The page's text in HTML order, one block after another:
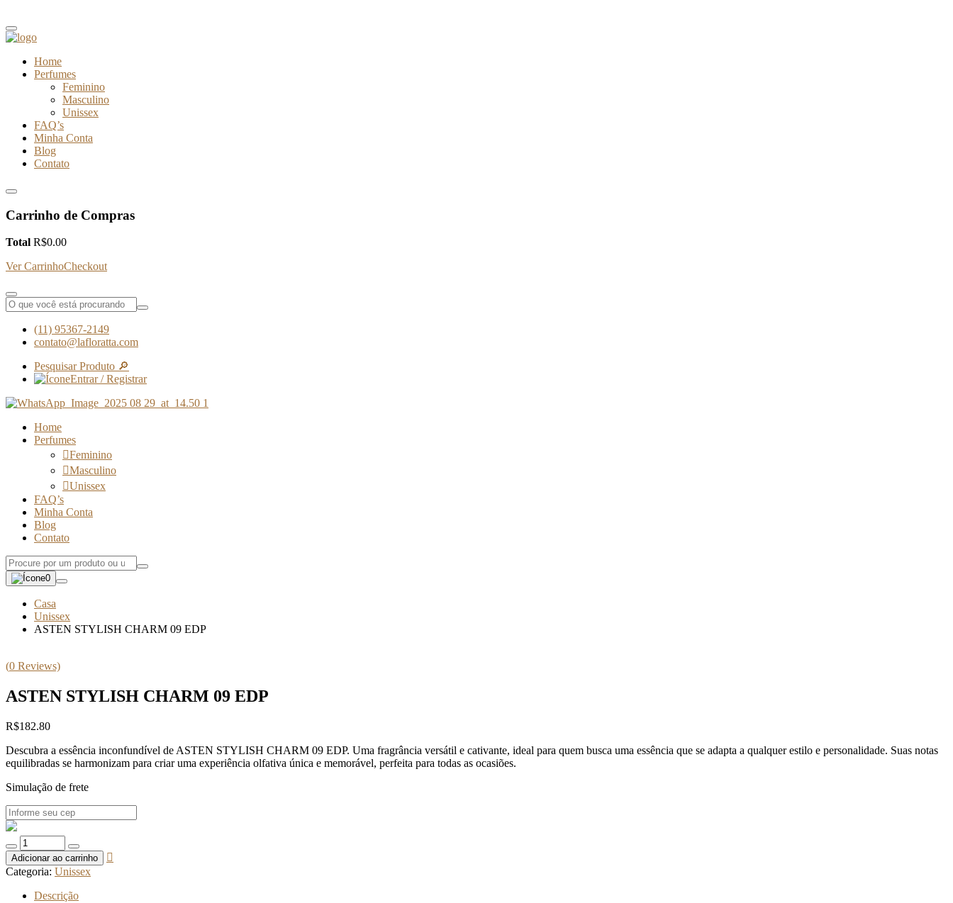
Home
Perfumes
Feminino
Masculino
Unissex
FAQ’s
Minha Conta
Blog
Contato
Carrinho de Compras
Total R$0.00
Ver CarrinhoCheckout
(11) 95367-2149
contato@lafloratta.com
Pesquisar Produto 🔎
Entrar / Registrar
Home
Perfumes
Feminino
Masculino
Unissex
FAQ’s
Minha Conta
Blog
Contato
0
Casa
Unissex
ASTEN STYLISH CHARM 09 EDP
(0 Reviews)
ASTEN STYLISH CHARM 09 EDP
R$182.80
Descubra a essência inconfundível de ASTEN STYLISH CHARM 09 EDP. Uma fragrância versátil e cativante, ideal para quem busca uma essência que se adapta a qualquer estilo e personalidade. Suas notas
equilibradas se harmonizam para criar uma experiência olfativa única e memorável, perfeita para todas as ocasiões.
Simulação de frete
Quantidade
de
ASTEN
STYLISH
CHARM
Adicionar ao carrinho
Categoria: Unissex
Descrição